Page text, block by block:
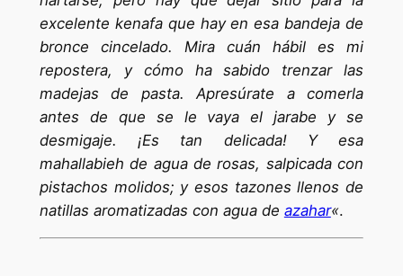
excelente kenafa que hay en esa bandeja de
bronce cincelado. Mira cuán hábil es mi
repostera, y cómo ha sabido trenzar las
madejas de pasta. Apresúrate a comerla
antes de que se le vaya el jarabe y se
desmigaje. ¡Es tan delicada! Y esa
mahallabieh de agua de rosas, salpicada con
pistachos molidos; y esos tazones llenos de
natillas aromatizadas con agua de azahar«.